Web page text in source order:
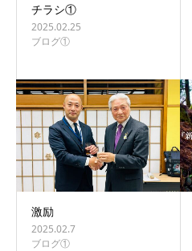
チラシ①
2025.02.25
ブログ①
激励
2025.02.7
ブログ①